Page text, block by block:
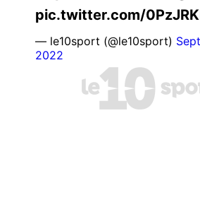
pic.twitter.com/
— le10sport (@le10sport)
2022